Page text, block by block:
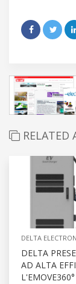
RELATED
DELTA
DELTA
AD ALTA